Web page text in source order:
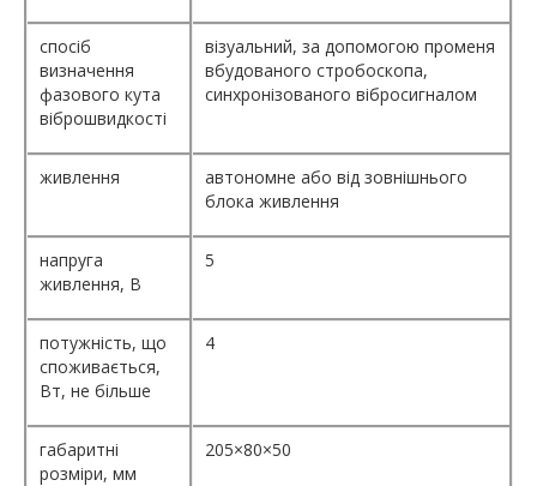
спосіб
визначення
фазового кута
віброшвидкості
візуальний, за допомогою променя
вбудованого стробоскопа,
синхронізованого вібросигналом
живлення
автономне або від зовнішнього
блока живлення
напруга
живлення, В
5
потужність, що
споживається,
Вт, не більше
4
габаритні
розміри, мм
205×80×50